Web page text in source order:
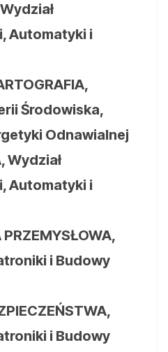
Automatyki i
Środowiska,
Odnawialnej
Wydział
Automatyki i
i Budowy
i Budowy